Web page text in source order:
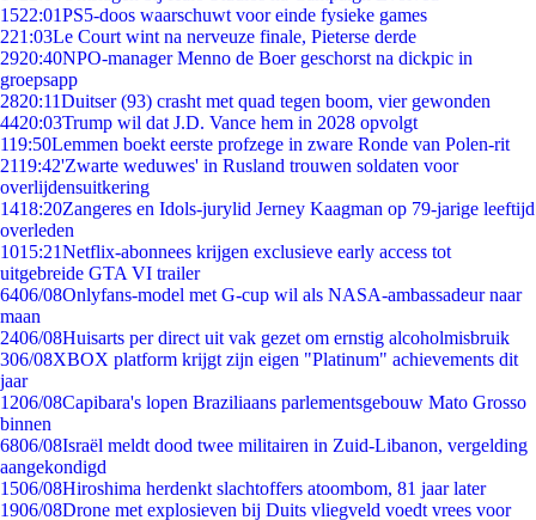
1522:01PS5-doos waarschuwt voor einde fysieke games
221:03Le Court wint na nerveuze finale, Pieterse derde
2920:40NPO-manager Menno de Boer geschorst na dickpic in
groepsapp
2820:11Duitser (93) crasht met quad tegen boom, vier gewonden
4420:03Trump wil dat J.D. Vance hem in 2028 opvolgt
119:50Lemmen boekt eerste profzege in zware Ronde van Polen-rit
2119:42'Zwarte weduwes' in Rusland trouwen soldaten voor
overlijdensuitkering
1418:20Zangeres en Idols-jurylid Jerney Kaagman op 79-jarige leeftijd
overleden
1015:21Netflix-abonnees krijgen exclusieve early access tot
uitgebreide GTA VI trailer
6406/08Onlyfans-model met G-cup wil als NASA-ambassadeur naar
maan
2406/08Huisarts per direct uit vak gezet om ernstig alcoholmisbruik
306/08XBOX platform krijgt zijn eigen "Platinum" achievements dit
jaar
1206/08Capibara's lopen Braziliaans parlementsgebouw Mato Grosso
binnen
6806/08Israël meldt dood twee militairen in Zuid-Libanon, vergelding
aangekondigd
1506/08Hiroshima herdenkt slachtoffers atoombom, 81 jaar later
1906/08Drone met explosieven bij Duits vliegveld voedt vrees voor